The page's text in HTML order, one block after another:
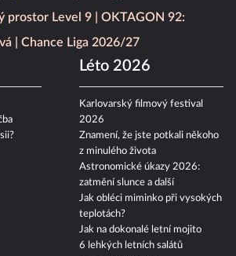
prostor Level 9
OKTAGON 92:
Chance Liga 2026/27
Léto 2026
Karlovarský filmový festival
2026
Znamení, že jste potkali někoho
z minulého života
Astronomické úkazy 2026:
zatmění slunce a další
Jak obléci miminko při vysokých
teplotách?
Jak na dokonalé letní mojito
6 lehkých letních salátů